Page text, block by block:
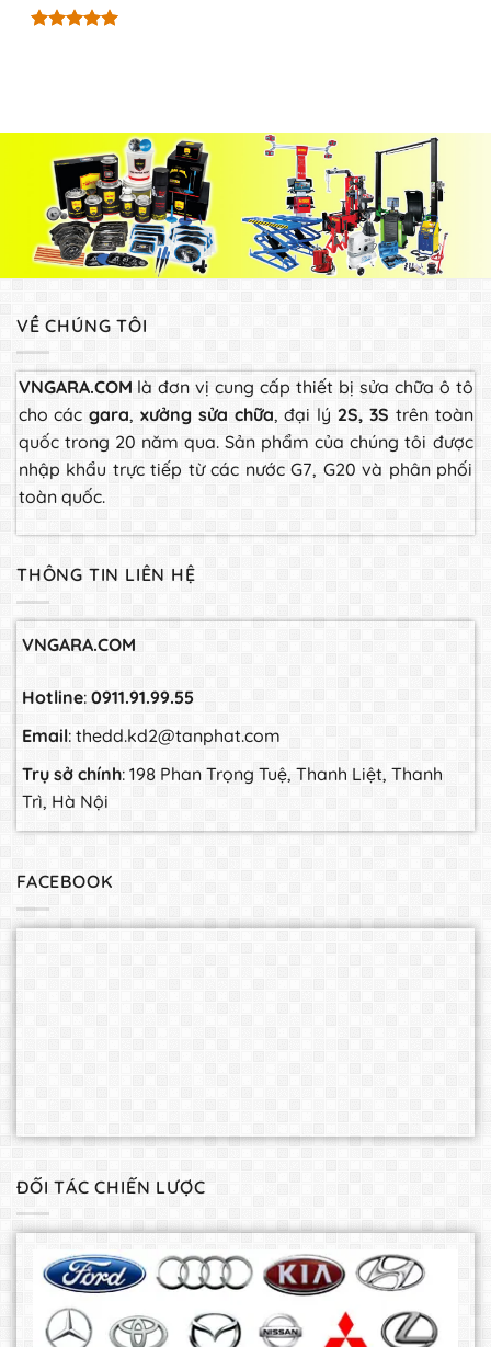
VỀ CHÚNG TÔI
VNGARA.COM là đơn vị cung cấp thiết bị sửa chữa ô tô
cho cácgara, xưởng sửa chữa, đại lý 2S, 3S trên toàn
quốc trong 20 năm qua. Sản phẩm của chúng tôi được
nhập khẩu trực tiếp từ các nước G7, G20 và phân phối
toàn quốc.
THÔNG TIN LIÊN HỆ
VNGARA.COM
Hotline: 0911.91.99.55
Email: thedd.kd2@tanphat.com
Trụ sở chính: 198 Phan Trọng Tuệ, Thanh Liệt, Thanh
Trì, Hà Nội
FACEBOOK
ĐỐI TÁC CHIẾN LƯỢC